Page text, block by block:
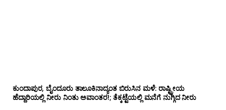
ಕುಂದಾಪುರ, ಬೈಂದೂರು ತಾಲೂಕಿನಾದ್ಯಂತ ಬಿರುಸಿನ ಮಳೆ: ರಾಷ್ಟ್ರೀಯ
ಹೆದ್ದಾರಿಯಲ್ಲಿ‌ ನೀರು ನಿಂತು ಅವಾಂತರ!; ತೆಕ್ಕಟ್ಟೆಯಲ್ಲಿ ಮನೆಗೆ ನುಗ್ಗಿದ ನೀರು